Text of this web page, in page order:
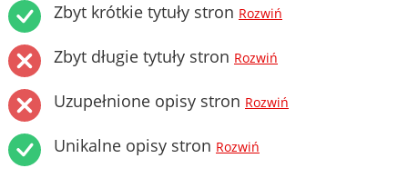
Zbyt krótkie tytuły stron Rozwiń
Zbyt długie tytuły stron Rozwiń
Uzupełnione opisy stron Rozwiń
Unikalne opisy stron Rozwiń